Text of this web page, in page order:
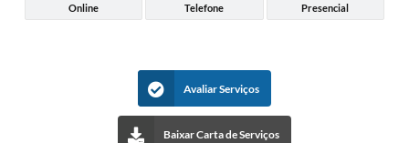
Online Telefone Presencial
Avaliar Serviços
Baixar Carta de Serviços